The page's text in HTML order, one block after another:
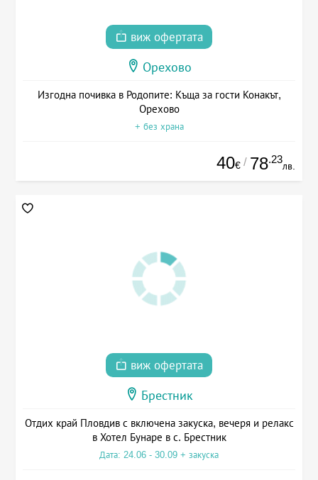
виж офертата
Орехово
Изгодна почивка в Родопите: Къща за гости Конакът,
Орехово
+ без храна
40€ / 78.23
лв.
виж офертата
Брестник
Отдих край Пловдив с включена закуска, вечеря и релакс
в Хотел Бунаре в с. Брестник
Дата: 24.06 - 30.09 + закуска